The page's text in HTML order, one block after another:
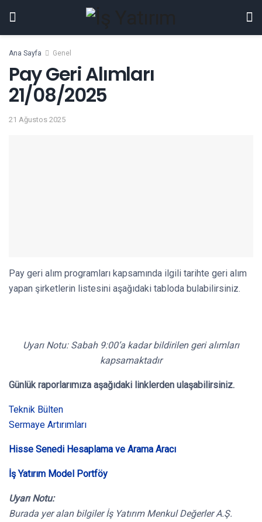
Ana Sayfa Genel
Pay Geri Alımları
21/08/2025
21 Ağustos 2025
Pay geri alım programları kapsamında ilgili tarihte geri alım
yapan şirketlerin listesini aşağıdaki tabloda bulabilirsiniz.
Uyarı Notu: Sabah 9:00’a kadar bildirilen geri alımları
kapsamaktadır
Günlük raporlarımıza aşağıdaki linklerden ulaşabilirsiniz.
Teknik Bülten
Sermaye Artırımları
Hisse Senedi Hesaplama ve Arama Aracı
İş Yatırım Model Portföy
Uyarı Notu:
Burada yer alan bilgiler İş Yatırım Menkul Değerler A.Ş.